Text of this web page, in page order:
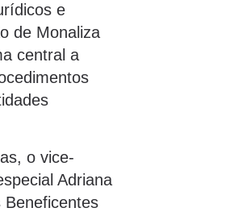
e
de Monaliza
central a
o vice-
Adriana